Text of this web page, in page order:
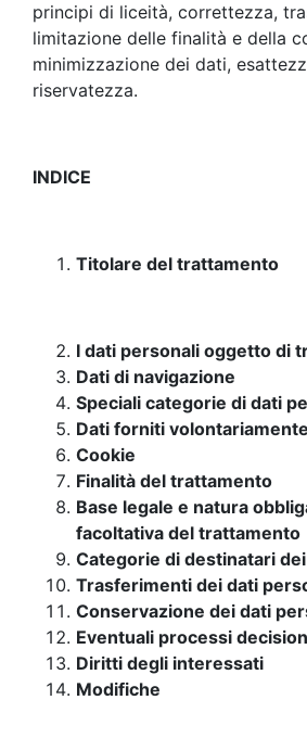
principi di liceità, correttezza,
limitazione delle finalità e della
minimizzazione dei dati,
riservatezza.
INDICE
Titolare del trattamento
I dati personali oggetto di
Dati di navigazione
Speciali categorie di dati
Dati forniti
Cookie
Finalità del trattamento
Base legale e natura
facoltativa del trattamento
Categorie di destinatari
Trasferimenti dei dati
Conservazione dei dati
Eventuali processi
Diritti degli interessati
Modifiche